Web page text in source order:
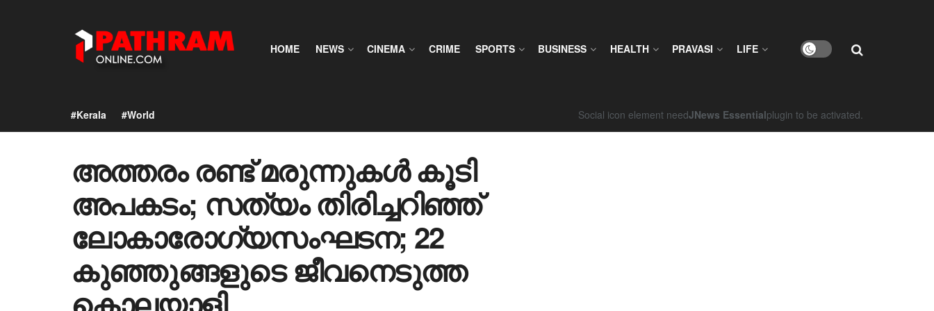
HOME NEWS CINEMA CRIME SPORTS BUSINESS HEALTH PRAVASI LIFE
#Kerala #World Social icon element needJNews Essentialplugin to be activated.
അത്തരം രണ്ട് മരുന്നുകൾ കൂടി
അപകടം; സത്യം തിരിച്ചറിഞ്ഞ്
ലോകാരോഗ്യസംഘടന; 22
കുഞ്ഞുങ്ങളുടെ ജീവനെടുത്ത